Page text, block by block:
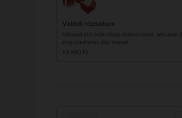
Valódi rózsabox
Válaszd élő örök rózsa dobozunkat, ami akár 3
évig tökéletes dísz marad.
+3 990 Ft